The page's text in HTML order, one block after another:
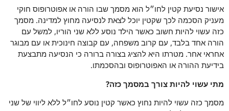
אישור נסיעת קטין לחו״ל הוא מסמך שבו הורה או אפוטרופוס חוקי
מעניק הסכמה לכך שקטין יוכל לצאת לנסיעה מחוץ למדינה. מסמך
כזה עשוי להיות חשוב כאשר הילד נוסע ללא שני הוריו, למשל עם
הורה אחד בלבד, עם קרוב משפחה, עם קבוצה חינוכית או עם מבוגר
אחראי אחר. מטרתו היא להציג בצורה ברורה כי הנסיעה מתבצעת
בידיעת ההורה או האפוטרופוס ובהסכמתו.
מתי עשוי להיות צורך במסמך כזה?
מסמך כזה עשוי להיות נחוץ כאשר קטין נוסע לחו״ל ללא ליווי של שני